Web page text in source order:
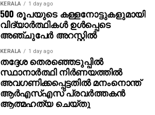
KERALA 1 day ago
500 രൂപയുടെ കള്ളനോട്ടുകളുമായി
വിദ്യാര്‍ത്ഥികള്‍ ഉള്‍പ്പെടെ
അഞ്ചുപേര്‍ അറസ്റ്റില്‍
KERALA 1 day ago
തദ്ദേശ തെരഞ്ഞെടുപ്പില്‍
സ്ഥാനാര്‍ത്ഥി നിര്‍ണയത്തില്‍
അവഗണിക്കപ്പെട്ടതില്‍ മനംനൊന്ത്
ആര്‍എസ്എസ് പ്രവര്‍ത്തകന്‍
ആത്മഹത്യ ചെയ്തു